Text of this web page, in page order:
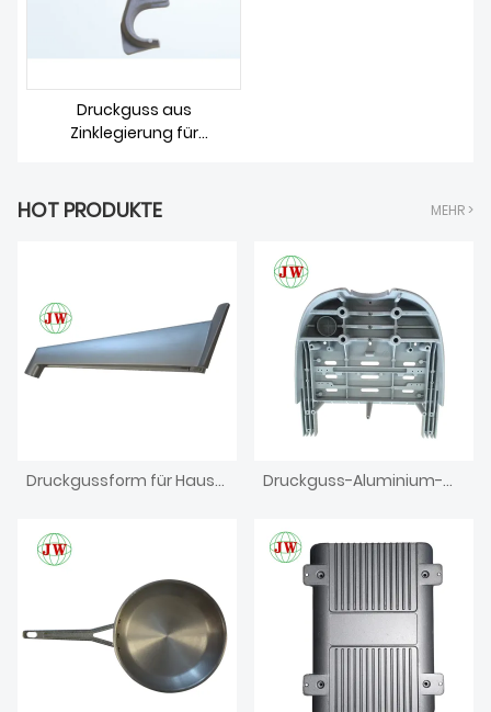
Druckguss aus
Zinklegierung für
HOT PRODUKTE MEHR >
Druckgussform für Haushaltsgeräte Druckguss-Aluminium-Matrize für Teil der Dentaleinheit